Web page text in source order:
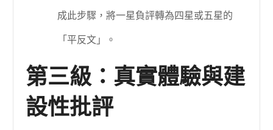
成此步驟，將一星負評轉為四星或五星的
「平反文」。
第三級：真實體驗與建
設性批評